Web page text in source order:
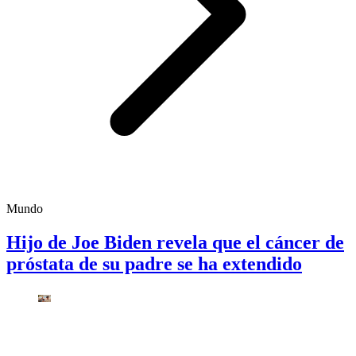
Mundo
Hijo de Joe Biden revela que el cáncer de
próstata de su padre se ha extendido